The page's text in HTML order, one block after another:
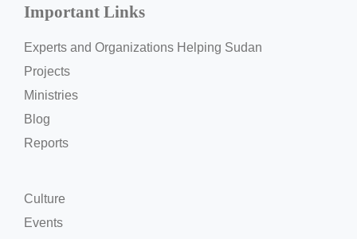
Important Links
Experts and Organizations Helping Sudan
Projects
Ministries
Blog
Reports
Culture
Events